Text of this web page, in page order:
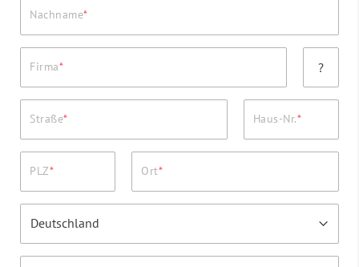
Nachname
Firma ?
Straße Haus-Nr.
PLZ Ort